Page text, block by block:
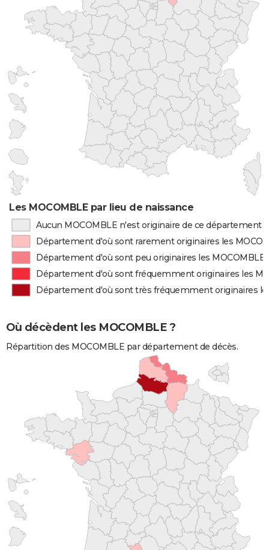
Les MOCOMBLE par lieu de naissance
Aucun MOCOMBLE n'est originaire de ce département
Département d'où sont rarement originaires les
Département d'où sont peu originaires les MOCOMBLE
Département d'où sont fréquemment originaires les
Département d'où sont très fréquemment originaires
Où décèdent les MOCOMBLE ?
Répartition des MOCOMBLE par département de décès.